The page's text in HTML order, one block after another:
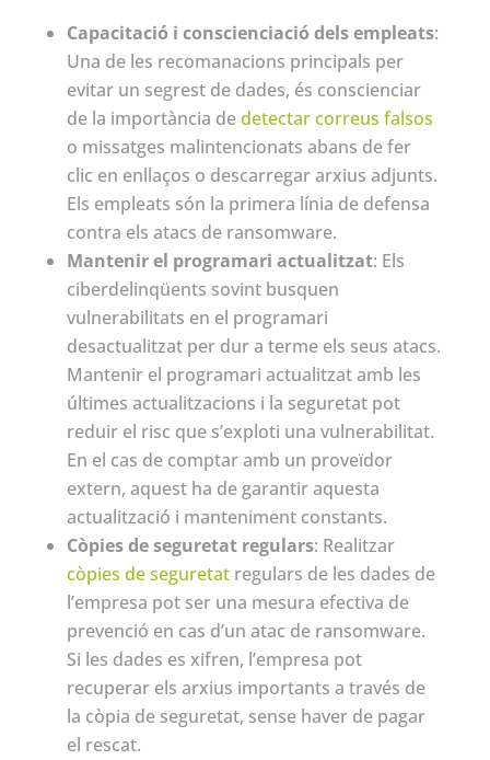
Capacitació i conscienciació dels empleats:
Una de les recomanacions principals per
evitar un segrest de dades, és conscienciar
de la importància dedetectar correus falsos
o missatges malintencionats abans de fer
clic en enllaços o descarregar arxius adjunts.
Els empleats són la primera línia de defensa
contra els atacs de ransomware.
Mantenir el programari actualitzat: Els
ciberdelinqüents sovint busquen
vulnerabilitats en el programari
desactualitzat per dur a terme els seus atacs.
Mantenir el programari actualitzat amb les
últimes actualitzacions i la seguretat pot
reduir el risc que s’exploti una vulnerabilitat.
En el cas de comptar amb un proveïdor
extern, aquest ha de garantir aquesta
actualització i manteniment constants.
Còpies de seguretat regulars: Realitzar
còpies de seguretatregulars de les dades de
l’empresa pot ser una mesura efectiva de
prevenció en cas d’un atac de ransomware.
Si les dades es xifren, l’empresa pot
recuperar els arxius importants a través de
la còpia de seguretat, sense haver de pagar
el rescat.